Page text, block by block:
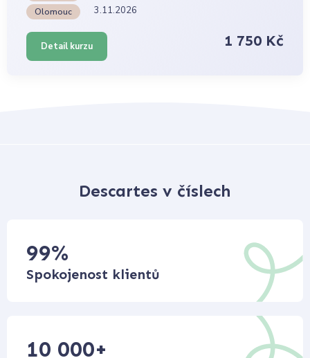
Olomouc 3.11.2026
Detail kurzu 1 750 Kč
Descartes v číslech
99%
Spokojenost klientů
10 000+